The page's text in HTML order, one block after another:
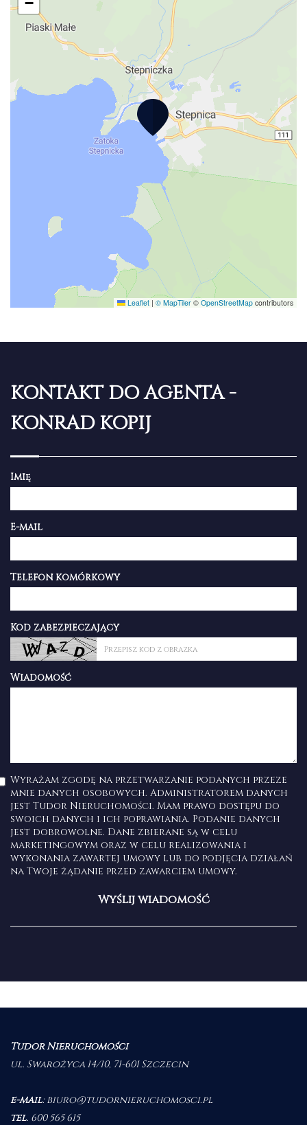
Leaflet | © MapTiler © OpenStreetMap contributors
KONTAKT DO AGENTA -
KONRAD KOPIJ
Imię
E-mail
Telefon komórkowy
Kod zabezpieczający
Wiadomość
Wyrażam zgodę na przetwarzanie podanych przeze
mnie danych osobowych. Administratorem danych
jest Tudor Nieruchomości. Mam prawo dostępu do
swoich danych i ich poprawiania. Podanie danych
jest dobrowolne. Dane zbierane są w celu
marketingowym oraz w celu realizowania i
wykonania zawartej umowy lub do podjęcia działań
na Twoje żądanie przed zawarciem umowy.
Tudor Nieruchomości
ul. Swarożyca 14/10, 71-601 Szczecin
e-mail:biuro@tudornieruchomosci.pl
tel. 600 565 615